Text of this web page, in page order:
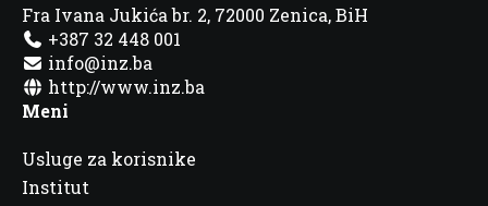
Fra Ivana Jukića br. 2, 72000 Zenica, BiH
+387 32 448 001
info@inz.ba
http://www.inz.ba
Meni
Usluge za korisnike
Institut